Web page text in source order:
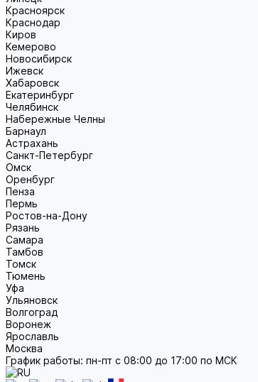
Красноярск
Краснодар
Киров
Кемерово
Новосибирск
Ижевск
Хабаровск
Екатеринбург
Челябинск
Набережные Челны
Барнаул
Астрахань
Санкт-Петербург
Омск
Оренбург
Пенза
Пермь
Ростов-на-Дону
Рязань
Самара
Тамбов
Томск
Тюмень
Уфа
Ульяновск
Волгоград
Воронеж
Ярославль
Москва
График работы: пн-пт с 08:00 до 17:00 по МСК